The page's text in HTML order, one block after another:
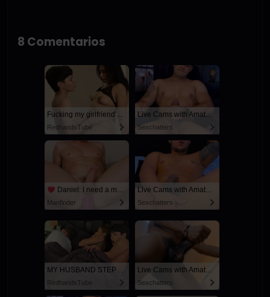
8 Comentarios
Fucking my girlfriend's hot mommy by mistake
RedhandsTube
Live Cams with Amateur Men
Sexchatters
Daniel: I need a man for a spicy night...
Manfinder
Live Cams with Amateur Men
Sexchatters
MY HUSBAND STEPSON MISTAKENLY GIVES ME IN THE ASS
RedhandsTube
Live Cams with Amateur Men
Sexchatters